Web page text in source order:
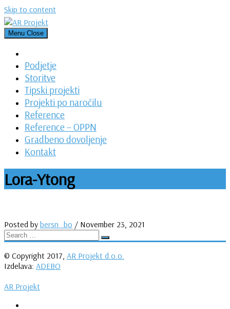
Skip to content
Menu Close
Podjetje
Storitve
Tipski projekti
Projekti po naročilu
Reference
Reference – OPPN
Gradbeno dovoljenje
Kontakt
Lora-Ytong
Posted by bersn_bo / November 23, 2021
© Copyright 2017, AR Projekt d.o.o.
Izdelava: ADEBO
AR Projekt